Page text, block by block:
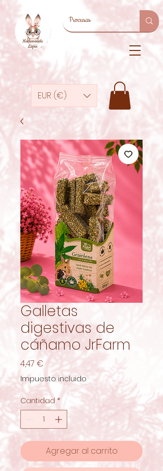
EUR (€)
Galletas
digestivas de
cáñamo JrFarm
4,47 €Precio
Impuesto incluido
Cantidad *
Agregar al carrito